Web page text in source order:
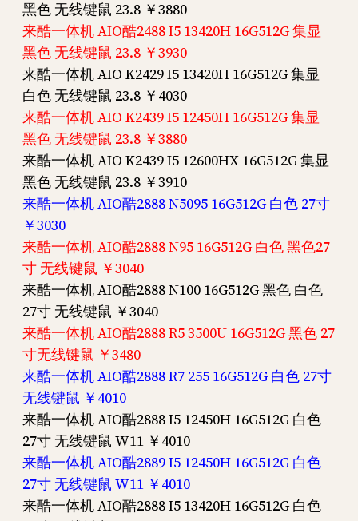
黑色 无线键鼠 23.8 ￥3880
来酷一体机 AIO酷2488 I5 13420H 16G512G 集显
黑色 无线键鼠 23.8 ￥3930
来酷一体机 AIO K2429 I5 13420H 16G512G 集显
白色 无线键鼠 23.8 ￥4030
来酷一体机 AIO K2439 I5 12450H 16G512G 集显
黑色 无线键鼠 23.8 ￥3880
来酷一体机 AIO K2439 I5 12600HX 16G512G 集显
黑色 无线键鼠 23.8 ￥3910
来酷一体机 AIO酷2888 N5095 16G512G 白色 27寸
￥3030
来酷一体机 AIO酷2888 N95 16G512G 白色 黑色27
寸 无线键鼠 ￥3040
来酷一体机 AIO酷2888 N100 16G512G 黑色 白色
27寸 无线键鼠 ￥3040
来酷一体机 AIO酷2888 R5 3500U 16G512G 黑色 27
寸无线键鼠 ￥3480
来酷一体机 AIO酷2888 R7 255 16G512G 白色 27寸
无线键鼠 ￥4010
来酷一体机 AIO酷2888 I5 12450H 16G512G 白色
27寸 无线键鼠 W11 ￥4010
来酷一体机 AIO酷2889 I5 12450H 16G512G 白色
27寸 无线键鼠 W11 ￥4010
来酷一体机 AIO酷2888 I5 13420H 16G512G 白色